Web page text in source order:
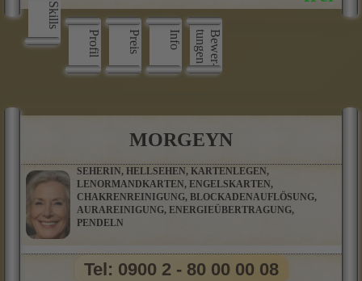
Skills
Profil
Preis Info B
e
w
e
r
­
t
u
n
g
e
n
MORGEYN
SEHERIN, HELLSEHEN, KARTENLEGEN,
LENORMANDKARTEN, ENGELSKARTEN,
CHAKRENREINIGUNG, BLOCKADENAUFLÖSUNG,
AURAREINIGUNG, ENERGIEÜBERTRAGUNG,
PENDELN
Tel: 0900 2 - 80 00 00 08